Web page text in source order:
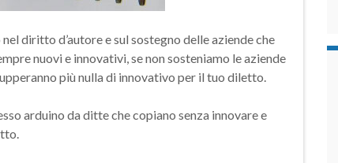
diritto d’autore e sul sostegno delle aziende che
nuovi e innovativi, se non sosteniamo le aziende
più nulla di innovativo per il tuo diletto.
arduino da ditte che copiano senza innovare e